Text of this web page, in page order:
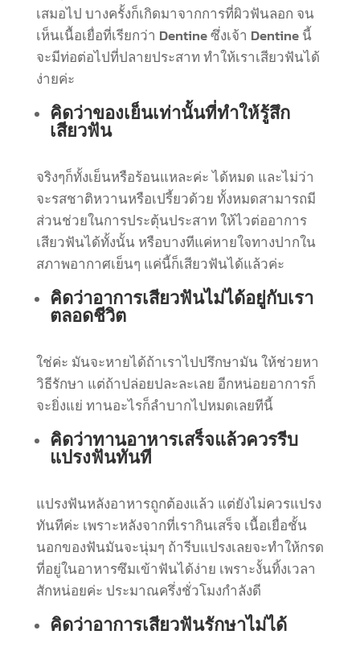
เสมอไป บางครั้งก็เกิดมาจากการที่ผิวฟันลอก จน
เห็นเนื้อเยื่อที่เรียกว่า Dentine ซึ่งเจ้า Dentine นี้
จะมีท่อต่อไปที่ปลายประสาท ทำให้เราเสียวฟันได้
ง่ายค่ะ
คิดว่าของเย็นเท่านั้นที่ทำให้รู้สึก
เสียวฟัน
จริงๆก็ทั้งเย็นหรือร้อนแหละค่ะ ได้หมด และไม่ว่า
จะรสชาติหวานหรือเปรี้ยวด้วย ทั้งหมดสามารถมี
ส่วนช่วยในการประตุ้นประสาท ให้ไวต่ออาการ
เสียวฟันได้ทั้งนั้น หรือบางทีแค่หายใจทางปากใน
สภาพอากาศเย็นๆ แค่นี้ก็เสียวฟันได้แล้วค่ะ
คิดว่าอาการเสียวฟันไม่ได้อยู่กับเรา
ตลอดชีวิต
ใช่ค่ะ มันจะหายได้ถ้าเราไปปรึกษามัน ให้ช่วยหา
วิธีรักษา แต่ถ้าปล่อยปละละเลย อีกหน่อยอาการก็
จะยิ่งแย่ ทานอะไรก็ลำบากไปหมดเลยทีนี้
คิดว่าทานอาหารเสร็จแล้วควรรีบ
แปรงฟันทันที
แปรงฟันหลังอาหารถูกต้องแล้ว แต่ยังไม่ควรแปรง
ทันทีค่ะ เพราะหลังจากที่เรากินเสร็จ เนื้อเยื่อชั้น
นอกของฟันมันจะนุ่มๆ ถ้ารีบแปรงเลยจะทำให้กรด
ที่อยู่ในอาหารซึมเข้าฟันได้ง่าย เพราะงั้นทิ้งเวลา
สักหน่อยค่ะ ประมาณครึ่งชั่วโมงกำลังดี
คิดว่าอาการเสียวฟันรักษาไม่ได้